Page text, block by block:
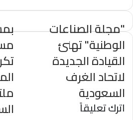
المعدنية للتخطيط والتطوير د.
الاستدامة البيئية، واحتفت
في استلام شهادة موسوعة
القياسية لأكبر درس في
بشكل متزامن عبر عدة مواقع
"مجلة الصناعات
الوطنية" تهنئ
القيادة الجديدة
لاتحاد الغرف
السعودية
اترك تعليقاً